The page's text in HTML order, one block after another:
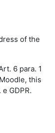
of the
6 para. 1
this
GDPR.